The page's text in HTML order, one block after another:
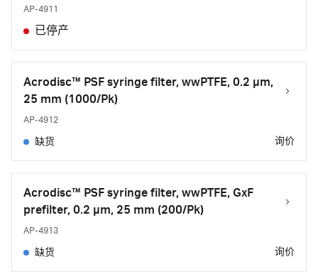
AP-4911
已停产
Acrodisc™ PSF syringe filter, wwPTFE, 0.2 µm,
25 mm (1000/Pk)
AP-4912
缺货 询价
Acrodisc™ PSF syringe filter, wwPTFE, GxF
prefilter, 0.2 µm, 25 mm (200/Pk)
AP-4913
缺货 询价